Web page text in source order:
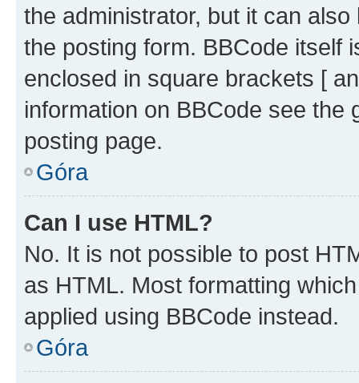
the administrator, but it can
the posting form. BBCode itself
enclosed in square brackets [
information on BBCode see
posting page.
Góra
Can I use HTML?
No. It is not possible to post
as HTML. Most formatting
applied using BBCode instead.
Góra